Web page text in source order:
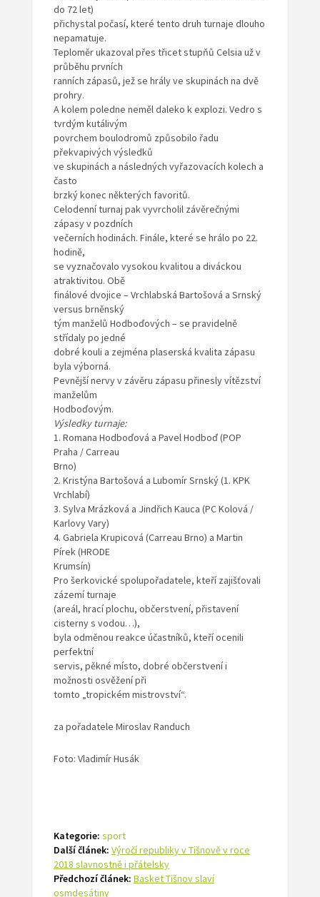
do 72 let)
přichystal počasí, které tento druh turnaje dlouho
nepamatuje.
Teploměr ukazoval přes třicet stupňů Celsia už v
průběhu prvních
ranních zápasů, jež se hrály ve skupinách na dvě
prohry.
A kolem poledne neměl daleko k explozi. Vedro s
tvrdým kutálivým
povrchem boulodromů způsobilo řadu
překvapivých výsledků
ve skupinách a následných vyřazovacích kolech a
často
brzký konec některých favoritů.
Celodenní turnaj pak vyvrcholil závěrečnými
zápasy v pozdních
večerních hodinách. Finále, které se hrálo po 22.
hodině,
se vyznačovalo vysokou kvalitou a diváckou
atraktivitou. Obě
finálové dvojice – Vrchlabská Bartošová a Srnský
versus brněnský
tým manželů Hodboďových – se pravidelně
střídaly po jedné
dobré kouli a zejména plaserská kvalita zápasu
byla výborná.
Pevnější nervy v závěru zápasu přinesly vítězství
manželům
Hodboďovým.
Výsledky turnaje:
1. Romana Hodboďová a Pavel Hodboď (POP
Praha / Carreau
Brno)
2. Kristýna Bartošová a Lubomír Srnský (1. KPK
Vrchlabí)
3. Sylva Mrázková a Jindřich Kauca (PC Kolová /
Karlovy Vary)
4. Gabriela Krupicová (Carreau Brno) a Martin
Pírek (HRODE
Krumsín)
Pro šerkovické spolupořadatele, kteří zajišťovali
zázemí turnaje
(areál, hrací plochu, občerstvení, přistavení
cisterny s vodou…),
byla odměnou reakce účastníků, kteří ocenili
perfektní
servis, pěkné místo, dobré občerstvení i
možnosti osvěžení při
tomto „tropickém mistrovství“.
za pořadatele Miroslav Randuch
Foto: Vladimír Husák
Kategorie: sport
Další článek: Výročí republiky v Tišnově v roce
2018 slavnostně i přátelsky
Předchozí článek: Basket Tišnov slaví
osmdesátiny